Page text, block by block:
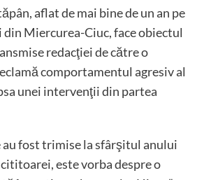
aflat de mai bine de un an pe
Miercurea-Ciuc, face obiectul
redacţiei de către o
comportamentul agresiv al
unei intervenţii din partea
au fost trimise la sfârşitul anului
este vorba despre o